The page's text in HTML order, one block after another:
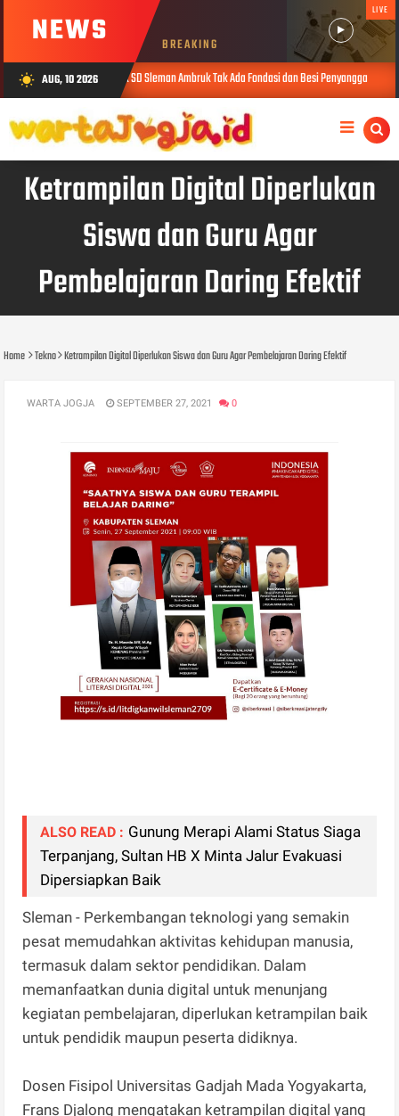
NEWS BREAKING
LIVE
wb_sunny AUG, 10 2026
Polisi : Tembok SD Sleman Ambruk Tak Ada Fondasi dan Besi Penyangga AUG 09, 2026
Ketrampilan Digital Diperlukan
Siswa dan Guru Agar
Pembelajaran Daring Efektif
Home Tekno Ketrampilan Digital Diperlukan Siswa dan Guru Agar Pembelajaran Daring Efektif
WARTA JOGJA SEPTEMBER 27, 2021 0
ALSO READ : Gunung Merapi Alami Status Siaga
Terpanjang, Sultan HB X Minta Jalur Evakuasi
Dipersiapkan Baik
Sleman - Perkembangan teknologi yang semakin
pesat memudahkan aktivitas kehidupan manusia,
termasuk dalam sektor pendidikan. Dalam
memanfaatkan dunia digital untuk menunjang
kegiatan pembelajaran, diperlukan ketrampilan baik
untuk pendidik maupun peserta didiknya.
Dosen Fisipol Universitas Gadjah Mada Yogyakarta,
Frans Djalong mengatakan ketrampilan digital yang